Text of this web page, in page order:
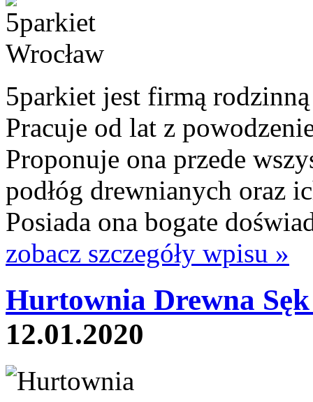
5parkiet jest firmą
Pracuje od lat z
Proponuje ona przede
podłóg drewnianych oraz
Posiada ona bogate
zobacz szczegóły wpisu »
Hurtownia Drewna
12.01.2020